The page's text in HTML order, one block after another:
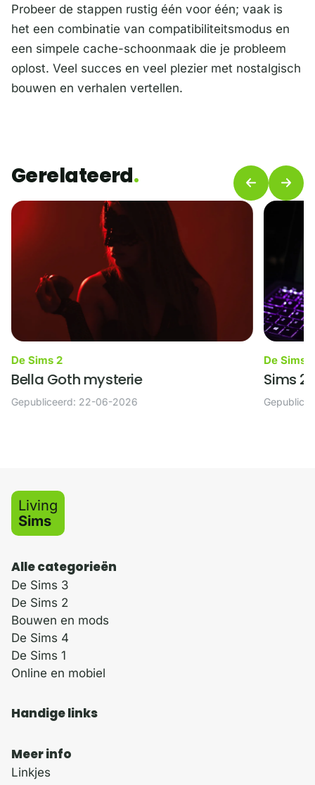
Probeer de stappen rustig één voor één; vaak is
het een combinatie van compatibiliteitsmodus en
een simpele cache-schoonmaak die je probleem
oplost. Veel succes en veel plezier met nostalgisch
bouwen en verhalen vertellen.
Gerelateerd
De Sims 2
Bella Goth mysterie
Gepubliceerd: 22-06-2026
De Sims 2
Sims
Living
Sims
Alle categorieën
De Sims 3
De Sims 2
Bouwen en mods
De Sims 4
De Sims 1
Online en mobiel
Handige links
Meer info
Linkjes